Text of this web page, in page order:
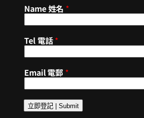
Name 姓名 *
Tel 電話*
Email 電郵 *
立即登記 | Submit